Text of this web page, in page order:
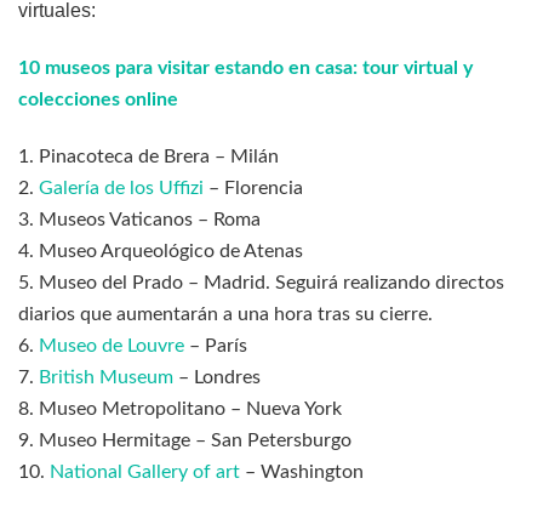
virtuales:
‪10 museos para visitar estando en casa: tour virtual y
colecciones online
‪1. Pinacoteca de Brera – Milán
‪2. Galería de los Uffizi – Florencia
‪3. Museos Vaticanos – Roma
‪4. Museo Arqueológico de Atenas
‪5. Museo del Prado – Madrid. Seguirá realizando directos
diarios que aumentarán a una hora tras su cierre.
‪6. Museo de Louvre – París
‪7. British Museum – Londres ‬
‪8. Museo Metropolitano – Nueva York
‪9. Museo Hermitage – San Petersburgo
10. National Gallery of art – Washington